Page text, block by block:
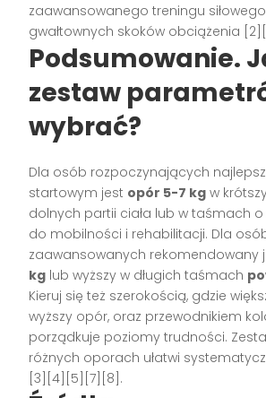
zaawansowanego treningu
gwałtownych skoków obciążenia
Podsumowanie.
zestaw
wybrać?
Dla osób rozpoczynających
startowym jest opór 5-7 kg w
dolnych partii ciała lub w taśmach
do mobilności i rehabilitacji. Dla
zaawansowanych rekomendowany
kg lub wyższy w długich taśmach
Kieruj się też szerokością, gdzie
wyższy opór, oraz przewodnikiem
porządkuje poziomy trudności.
różnych oporach ułatwi
[3][4][5][7][8].